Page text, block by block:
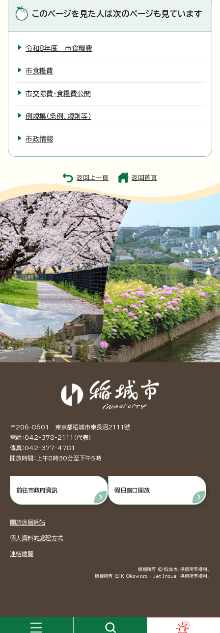
このページを見た人は次のページも見ています
令和8年度 市食糧費
市食糧費
市交際費・食糧費公開
例規集（条例、規則等）
市政情報
返回上一頁 返回首頁
〒206-8601 東京都稻城市東長沼2111號
電話：042-378-2111（代表）
傳真：042-377-4781
開放時間：上午8時30分至下午5時
前往市政府資訊 假日窗口開放
關於這個網站
個人資料的處理方式
連結總覽
版權所有 © 稻城市。保留所有權利。
版權所有 © K.Okawara ・ Jet Inoue. 保留所有權利。